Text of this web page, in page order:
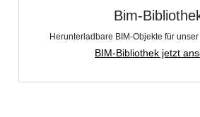
Bim-
Herunterladbare BIM-Objekte für
BIM-Bibliothek jetzt